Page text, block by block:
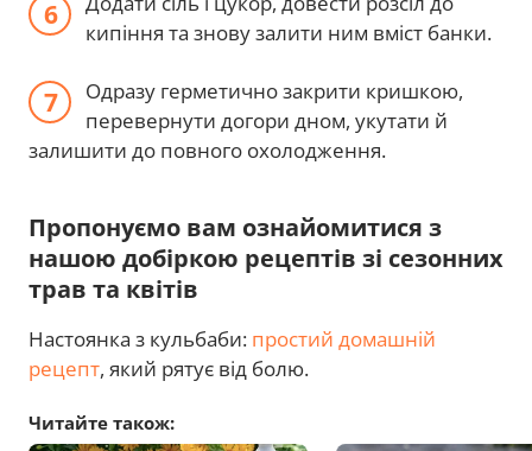
кипіння та знову залити ним вміст банки.
Одразу герметично закрити кришкою,
перевернути догори дном, укутати й
залишити до повного охолодження.
Пропонуємо вам ознайомитися з
нашою добіркою рецептів зі сезонних
трав та квітів
Настоянка з кульбаби: простий домашній
рецепт, який рятує від болю.
Читайте також: